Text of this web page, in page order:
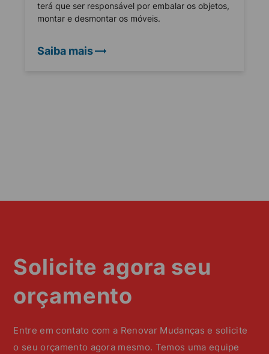
terá que ser responsável por embalar os objetos,
montar e desmontar os móveis.
Saiba mais
Solicite agora seu
orçamento
Entre em contato com a Renovar Mudanças e solicite
o seu orçamento agora mesmo. Temos uma equipe